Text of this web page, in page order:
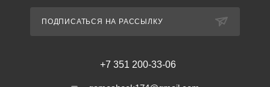
ПОДПИСАТЬСЯ НА РАССЫЛКУ
+7 351 200-33-06